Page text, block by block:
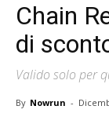
Chain
di
Valido solo per
By Nowrun -